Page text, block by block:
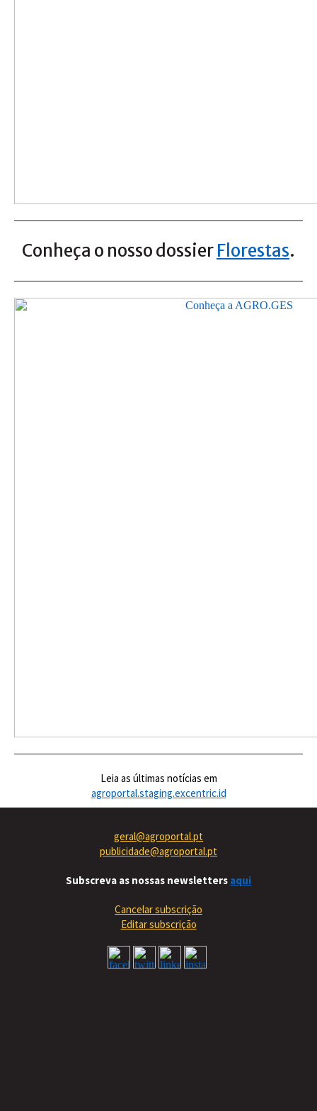
Conheça o nosso dossierFlorestas.
Leia as últimas notícias em
agroportal.staging.excentric.id
geral@agroportal.pt
publicidade@agroportal.pt
Subscreva as nossas newsletters aqui
Cancelar subscrição
Editar subscrição